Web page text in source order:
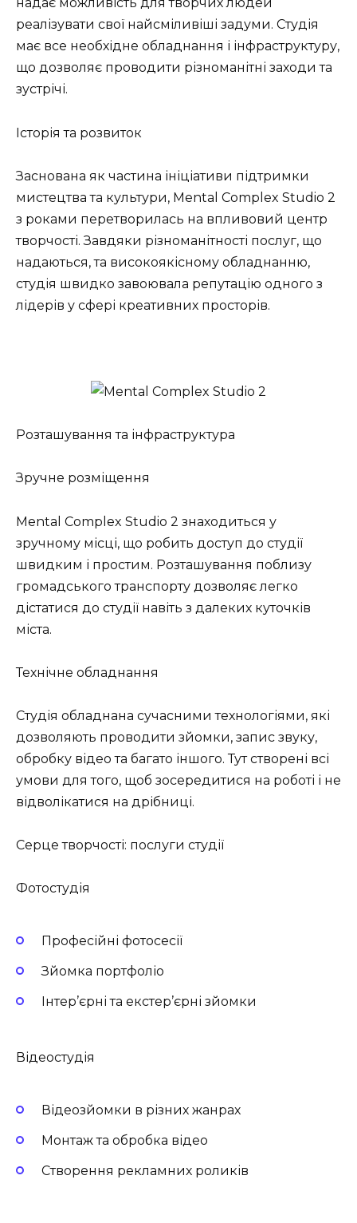
надає можливість для творчих людей
реалізувати свої найсміливіші задуми. Студія
має все необхідне обладнання і інфраструктуру,
що дозволяє проводити різноманітні заходи та
зустрічі.
Історія та розвиток
Заснована як частина ініціативи підтримки
мистецтва та культури, Mental Complex Studio 2
з роками перетворилась на впливовий центр
творчості. Завдяки різноманітності послуг, що
надаються, та високоякісному обладнанню,
студія швидко завоювала репутацію одного з
лідерів у сфері креативних просторів.
Розташування та інфраструктура
Зручне розміщення
Mental Complex Studio 2 знаходиться у
зручному місці, що робить доступ до студії
швидким і простим. Розташування поблизу
громадського транспорту дозволяє легко
дістатися до студії навіть з далеких куточків
міста.
Технічне обладнання
Студія обладнана сучасними технологіями, які
дозволяють проводити зйомки, запис звуку,
обробку відео та багато іншого. Тут створені всі
умови для того, щоб зосередитися на роботі і не
відволікатися на дрібниці.
Серце творчості: послуги студії
Фотостудія
Професійні фотосесії
Зйомка портфоліо
Інтер’єрні та екстер’єрні зйомки
Відеостудія
Відеозйомки в різних жанрах
Монтаж та обробка відео
Створення рекламних роликів